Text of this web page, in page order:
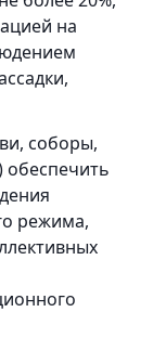
на
соборы,
обеспечить
режима,